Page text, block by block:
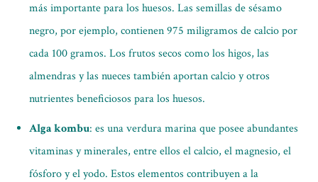
más importante para los huesos. Las semillas de sésamo
negro, por ejemplo, contienen 975 miligramos de calcio por
cada 100 gramos. Los frutos secos como los higos, las
almendras y las nueces también aportan calcio y otros
nutrientes beneficiosos para los huesos.
Alga kombu: es una verdura marina que posee abundantes
vitaminas y minerales, entre ellos el calcio, el magnesio, el
fósforo y el yodo. Estos elementos contribuyen a la